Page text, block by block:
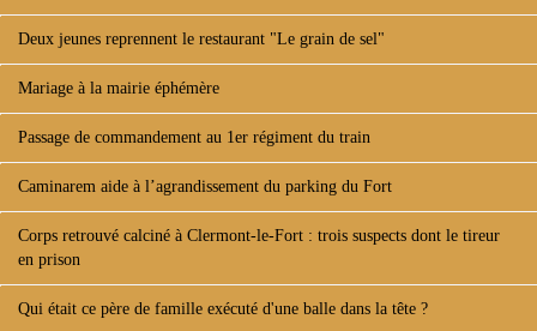
Deux jeunes reprennent le restaurant "Le grain de sel"
Mariage à la mairie éphémère
Passage de commandement au 1er régiment du train
Caminarem aide à l’agrandissement du parking du Fort
Corps retrouvé calciné à Clermont-le-Fort : trois suspects dont le tireur
en prison
Qui était ce père de famille exécuté d'une balle dans la tête ?